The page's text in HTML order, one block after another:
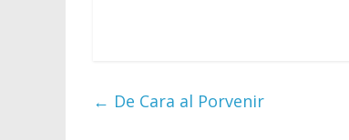
← De Cara al Porvenir